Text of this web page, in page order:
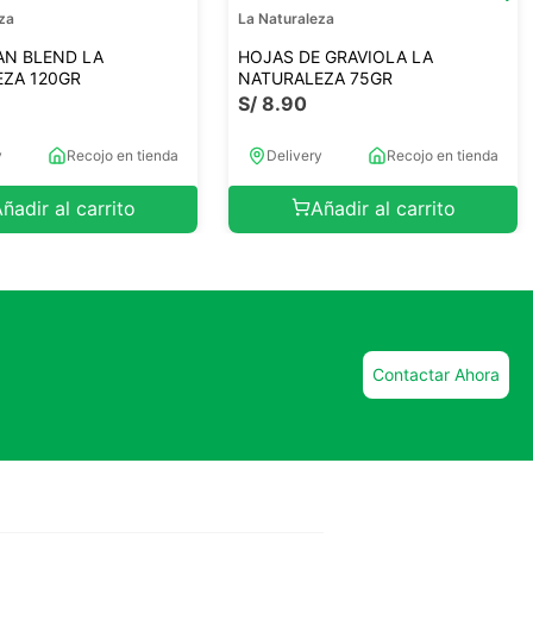
BLEND LA
120GR
Recojo en tienda
al carrito
La Naturaleza
HOJAS DE GRAVIOLA LA
NATURALEZA 75GR
S/ 8.90
Delivery Recojo en tienda
Añadir al carrito
Contactar Ahora